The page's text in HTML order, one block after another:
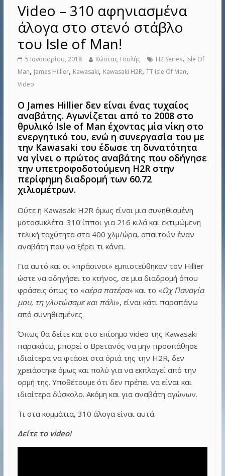
Video – 310 αφηνιασμένα
άλογα στο στενό στάβλο
του Isle of Man!
5 Ιανουαρίου, 2018 Κώστας Τουλής H2 Series, Isle Of
Man, James Hillier, Kawasaki, Kawasaki H2R, TT Isle Of Man,
Video
Ο James Hillier δεν είναι ένας τυχαίος
αναβάτης. Αγωνίζεται από το 2008 στο
θρυλικό Isle of Man έχοντας μία νίκη στο
ενεργητικό του, ενώ η συνεργασία του με
την Kawasaki του έδωσε τη δυνατότητα
να γίνει ο πρώτος αναβάτης που οδήγησε
την υπετροφοδοτούμενη H2R στην
περίφημη διαδρομή των 60.72
χιλιομέτρων.
Ούτε η Kawasaki H2R όμως είναι μια συνηθισμένη
μοτοσυκλέτα. 310 ίπποι για 216 κιλά και εκτιμώμενη
τελική ταχύτητα στα 400 χλμ/ώρα, απαιτούν έναν
αναβάτη που να ξέρει τι κάνει.
Για αυτό και οι «πράσινοι» εμπιστεύθηκαν τον Hillier
ώστε να οδηγήσει το κτήνος, σε μια διαδρομή όπου
φράσεις όπως το «αέρα πατέρα» και το «Ωχ Παναγία
μου, τη γλυτώσαμε και πάλι», είναι κάτι παραπάνω
από συνηθισμένες.
Όπως θα δείτε και στο επίσημο video της Kawasaki
παρακάτω, μπορεί ο Βρετανός να μην προσπάθησε
ιδιαίτερα να φτάσει στα όριά της την H2R, δεν
χρειάστηκε όμως και πολύ για να εκπλαγεί από την
ορμή της. Υποθέτουμε ότι δεν πρέπει να είναι και
ιδιαίτερα δύσκολο. Ακόμη και για αναβάτη αγώνων.
Τι στα κομμάτια, 310 άλογα είναι αυτά.
Δείτε το video!